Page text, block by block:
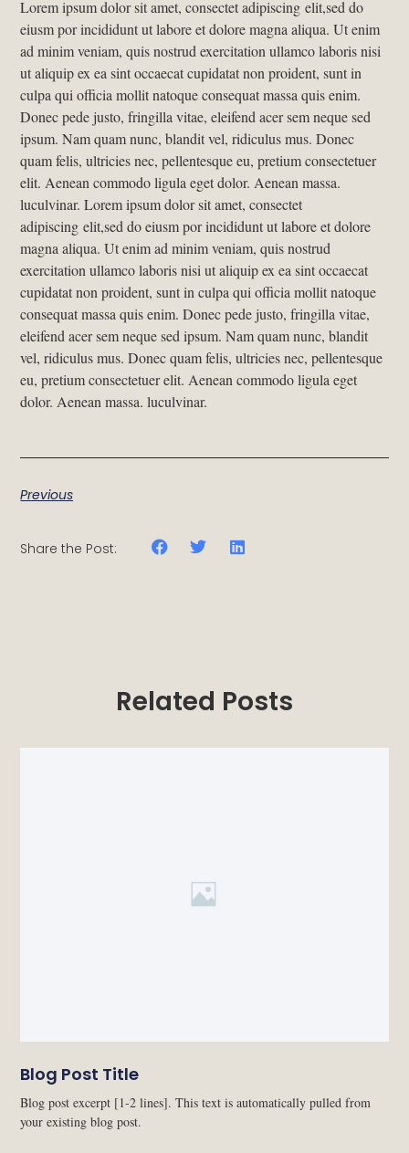
Lorem ipsum dolor sit amet, consectet adipiscing elit,sed do
eiusm por incididunt ut labore et dolore magna aliqua. Ut enim
ad minim veniam, quis nostrud exercitation ullamco laboris nisi
ut aliquip ex ea sint occaecat cupidatat non proident, sunt in
culpa qui officia mollit natoque consequat massa quis enim.
Donec pede justo, fringilla vitae, eleifend acer sem neque sed
ipsum. Nam quam nunc, blandit vel, ridiculus mus. Donec
quam felis, ultricies nec, pellentesque eu, pretium consectetuer
elit. Aenean commodo ligula eget dolor. Aenean massa.
luculvinar. Lorem ipsum dolor sit amet, consectet
adipiscing elit,sed do eiusm por incididunt ut labore et dolore
magna aliqua. Ut enim ad minim veniam, quis nostrud
exercitation ullamco laboris nisi ut aliquip ex ea sint occaecat
cupidatat non proident, sunt in culpa qui officia mollit natoque
consequat massa quis enim. Donec pede justo, fringilla vitae,
eleifend acer sem neque sed ipsum. Nam quam nunc, blandit
vel, ridiculus mus. Donec quam felis, ultricies nec, pellentesque
eu, pretium consectetuer elit. Aenean commodo ligula eget
dolor. Aenean massa. luculvinar.
Previous
Share the Post:
Related Posts
Blog Post Title
Blog post excerpt [1-2 lines]. This text is automatically pulled from
your existing blog post.